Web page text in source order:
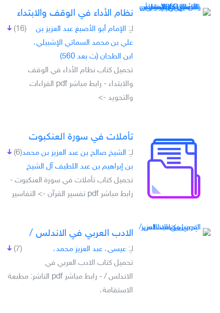
نظام الأداء في الوقف والابتداء
(16) لـِ: الإمام أبو الأصبغ عبد العزيز بن
علي بن محمد السماتي الإشبيلي،
ابن الطحان (ت بعد 560)
تحميل كتاب نظام الأداء في الوقف
والابتداء - رابط مباشر pdf القراءات
والتجويد ->
تأملات في سورة العنكبوت
(6) لـِ: الشيخ صالح بن عبد العزيز بن محمد
بن إبراهيم بن عبد اللطيف آل الشيخ
تحميل كتاب تأملات في سورة العنكبوت -
رابط مباشر pdf تفسير القرآن -> التفاسير
الادب العربي في الاندلس /‏
(7) لـِ: ‏عيسى، عبد العزيز محمد،
تحميل كتاب الادب العربي في
الاندلس /‏ - رابط مباشر pdf الناشر: ‏مطبعة
الاستقامة،